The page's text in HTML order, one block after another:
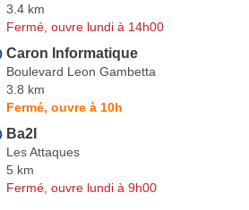
3.4 km
Fermé, ouvre lundi à 14h00
Caron Informatique
Boulevard Leon Gambetta
3.8 km
Fermé, ouvre à 10h
Ba2I
Les Attaques
5 km
Fermé, ouvre lundi à 9h00